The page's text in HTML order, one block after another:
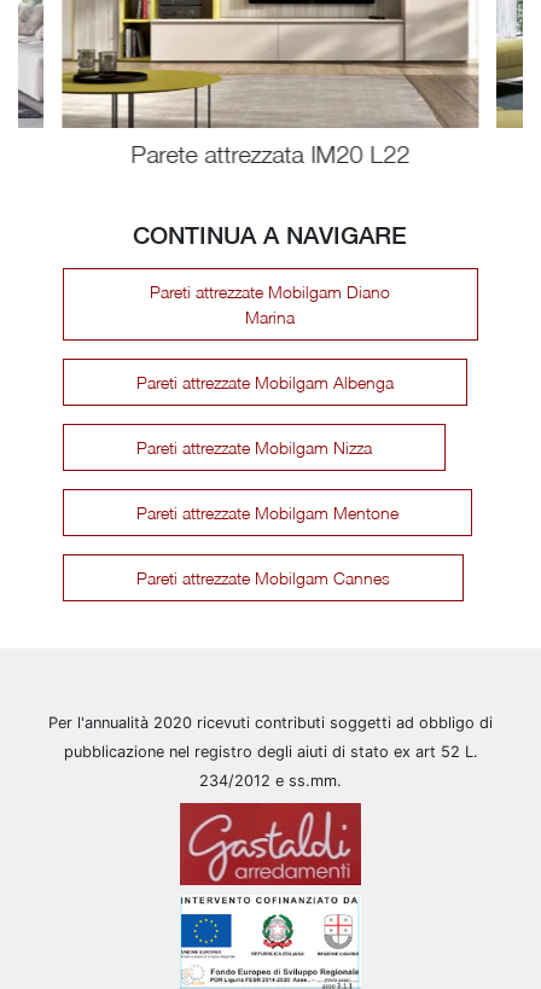
Parete attrezzata IM20 L22
CONTINUA A NAVIGARE
Pareti attrezzate Mobilgam Diano
Marina
Pareti attrezzate Mobilgam Albenga
Pareti attrezzate Mobilgam Nizza
Pareti attrezzate Mobilgam Mentone
Pareti attrezzate Mobilgam Cannes
Per l'annualità 2020 ricevuti contributi soggetti ad obbligo di
pubblicazione nel registro degli aiuti di stato ex art 52 L.
234/2012 e ss.mm.